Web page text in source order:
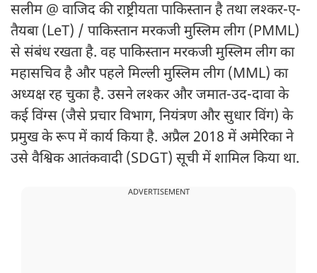
सलीम @ वाजिद की राष्ट्रीयता पाकिस्तान है तथा लश्कर-ए-
तैयबा (LeT) / पाकिस्तान मरकजी मुस्लिम लीग (PMML)
से संबंध रखता है. वह पाकिस्तान मरकजी मुस्लिम लीग का
महासचिव है और पहले मिल्ली मुस्लिम लीग (MML) का
अध्यक्ष रह चुका है. उसने लश्कर और जमात-उद-दावा के
कई विंग्स (जैसे प्रचार विभाग, नियंत्रण और सुधार विंग) के
प्रमुख के रूप में कार्य किया है. अप्रैल 2018 में अमेरिका ने
उसे वैश्विक आतंकवादी (SDGT) सूची में शामिल किया था.
ADVERTISEMENT